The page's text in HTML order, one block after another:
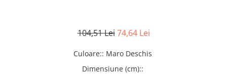
104,51 Lei 74,64 Lei
Culoare:: Maro Deschis
Dimensiune (cm)::